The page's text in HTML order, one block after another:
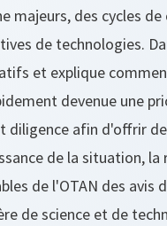
majeurs, des cycles
de technologies.
et explique
devenue une
diligence afin d'offrir
de la situation, la
de l'OTAN des
de science et de